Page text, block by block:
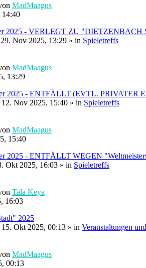
MadMaagus
14:40
2025 - VERLEGT ZU "DIETZENBACH
29. Nov 2025, 13:29 » in Spieletreffs
MadMaagus
13:29
2025 - ENTFÄLLT (EVTL. PRIVATER
Nov 2025, 15:40 » in Spieletreffs
MadMaagus
15:40
2025 - ENTFÄLLT WEGEN
Okt 2025, 16:03 » in Spieletreffs
Tala Keya
16:03
2025
Okt 2025, 00:13 » in Veranstaltungen
MadMaagus
00:13